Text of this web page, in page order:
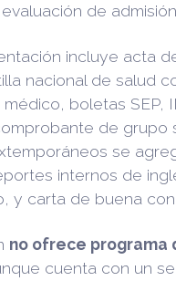
de admisión.
incluye acta
nacional de salud
boletas SEP,
de grupo
se
internos de
y carta de buena
no ofrece programa
cuenta con un